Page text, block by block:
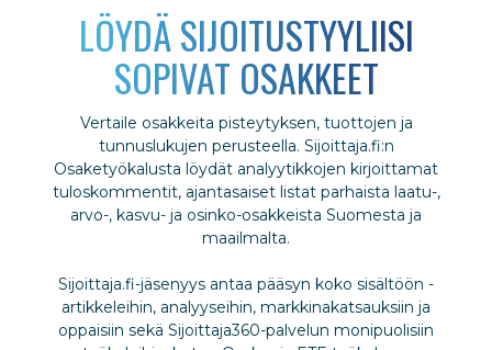
LÖYDÄ SIJOITUSTYYLIISI
SOPIVAT OSAKKEET
Vertaile osakkeita pisteytyksen, tuottojen ja
tunnuslukujen perusteella. Sijoittaja.fi:n
Osaketyökalusta löydät analyytikkojen kirjoittamat
tuloskommentit, ajantasaiset listat parhaista laatu-,
arvo-, kasvu- ja osinko-osakkeista Suomesta ja
maailmalta.
Sijoittaja.fi-jäsenyys antaa pääsyn koko sisältöön -
artikkeleihin, analyyseihin, markkinakatsauksiin ja
oppaisiin sekä Sijoittaja360-palvelun monipuolisiin